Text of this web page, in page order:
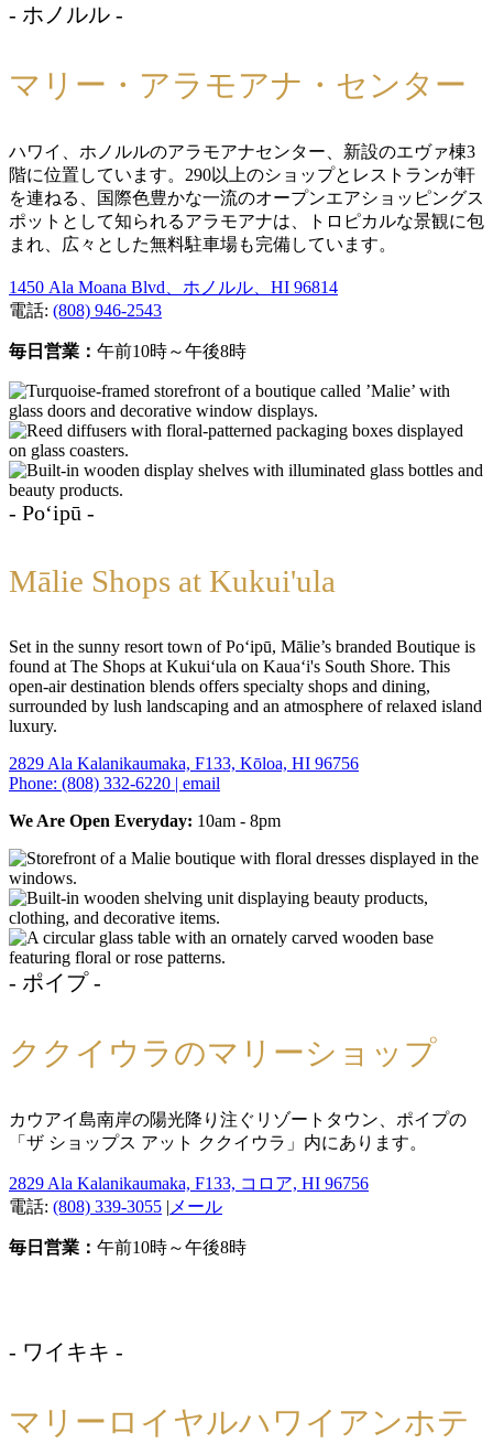
- ホノルル -
マリー・アラモアナ・センター
ハワイ、ホノルルのアラモアナセンター、新設のエヴァ棟3
階に位置しています。290以上のショップとレストランが軒
を連ねる、国際色豊かな一流のオープンエアショッピングス
ポットとして知られるアラモアナは、トロピカルな景観に包
まれ、広々とした無料駐車場も完備しています。
1450 Ala Moana Blvd、ホノルル、HI 96814
電話: (808) 946-2543
毎日営業： 午前10時～午後8時
- Poʻipū -
Mālie Shops at Kukui'ula
Set in the sunny resort town of Poʻipū, Mālie’s branded Boutique is
found at The Shops at Kukuiʻula on Kauaʻi's South Shore. This
open-air destination blends offers specialty shops and dining,
surrounded by lush landscaping and an atmosphere of relaxed island
luxury.
2829 Ala Kalanikaumaka, F133, Kōloa, HI 96756
Phone: (808) 332-6220 | email
We Are Open Everyday: 10am - 8pm
- ポイプ -
ククイウラのマリーショップ
カウアイ島南岸の陽光降り注ぐリゾートタウン、ポイプの
「ザ ショップス アット ククイウラ」内にあります。
2829 Ala Kalanikaumaka, F133, コロア, HI 96756
電話: (808) 339-3055 | メール
毎日営業： 午前10時～午後8時
- ワイキキ -
マリーロイヤルハワイアンホテ